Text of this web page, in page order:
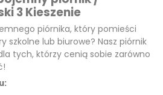
3 Kieszenie
piórnika, który pomieści
szkolne lub biurowe? Nasz piórnik
tych, którzy cenią sobie zarówno